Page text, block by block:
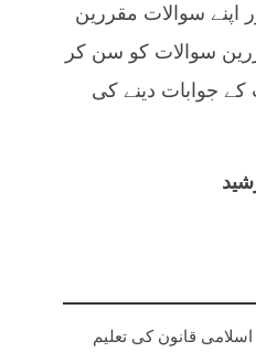
اپنے سوالات مقررین
سوالات کو سن کر
کے جوابات دینے کی
قانون کی تعلیم